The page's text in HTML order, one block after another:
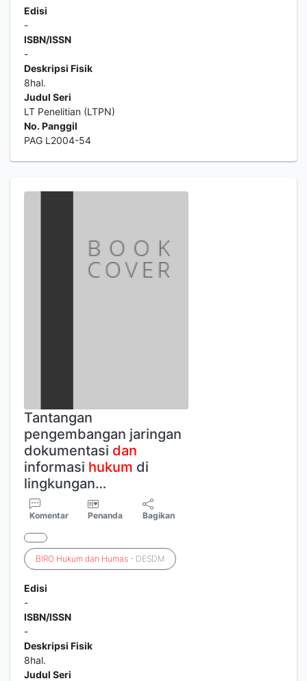
Edisi
-
ISBN/ISSN
-
Deskripsi Fisik
8hal.
Judul Seri
LT Penelitian (LTPN)
No. Panggil
PAG L2004-54
Tantangan
pengembangan jaringan
dokumentasi dan
informasi hukum di
lingkungan…
Komentar Penanda Bagikan
BIRO Hukum dan Humas - DESDM
Edisi
-
ISBN/ISSN
-
Deskripsi Fisik
8hal.
Judul Seri